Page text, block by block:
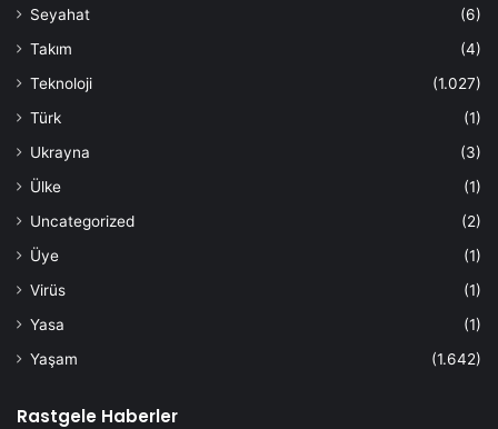
Seyahat
(6)
Takım
(4)
Teknoloji
(1.027)
Türk
(1)
Ukrayna
(3)
Ülke
(1)
Uncategorized
(2)
Üye
(1)
Virüs
(1)
Yasa
(1)
Yaşam
(1.642)
Rastgele Haberler